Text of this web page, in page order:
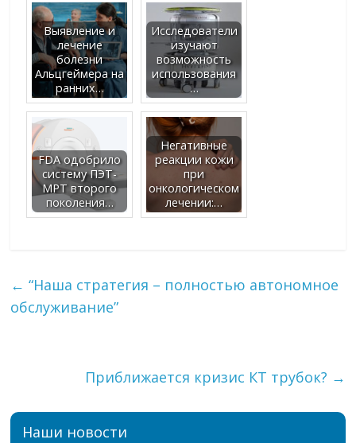
Выявление и
лечение
болезни
Альцгеймера на
ранних…
Исследователи
изучают
возможность
использования
…
FDA одобрило
систему ПЭТ-
МРТ второго
поколения…
Негативные
реакции кожи
при
онкологическом
лечении:…
← “Наша стратегия – полностью автономное
обслуживание”
Приближается кризис КТ трубок? →
Наши новости